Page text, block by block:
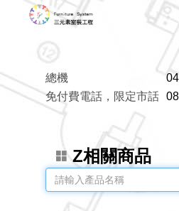
總機
免付費電話，限定市話
Z相關商品